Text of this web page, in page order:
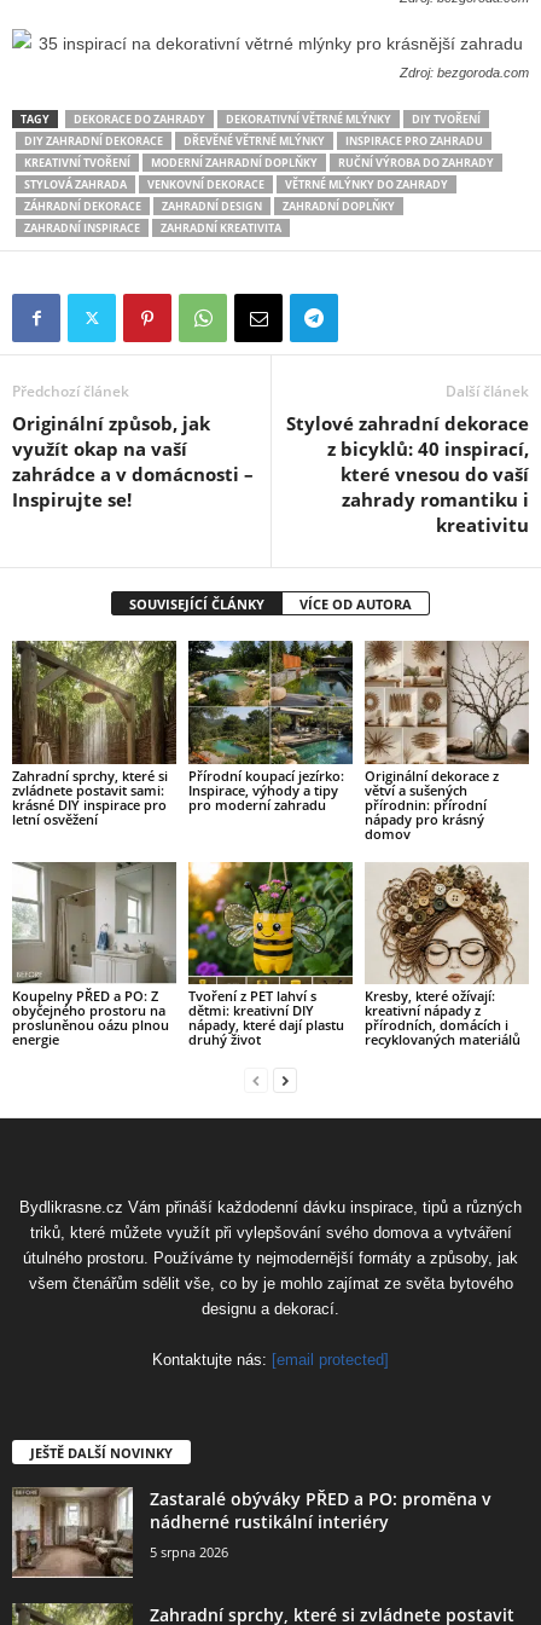
Zdroj: bezgoroda.com
TAGY DEKORACE DO ZAHRADY DEKORATIVNÍ VĚTRNÉ MLÝNKY
DIY TVOŘENÍ
DIY ZAHRADNÍ DEKORACE
DŘEVĚNÉ VĚTRNÉ MLÝNKY
INSPIRACE PRO ZAHRADU
KREATIVNÍ TVOŘENÍ
MODERNÍ ZAHRADNÍ DOPLŇKY
RUČNÍ VÝROBA DO ZAHRADY
STYLOVÁ ZAHRADA
VENKOVNÍ DEKORACE
VĚTRNÉ MLÝNKY DO ZAHRADY
ZÁHRADNÍ DEKORACE
ZAHRADNÍ DESIGN
ZAHRADNÍ DOPLŇKY
ZAHRADNÍ INSPIRACE
ZAHRADNÍ KREATIVITA
Předchozí článek
Originální způsob, jak
využít okap na vaší
zahrádce a v domácnosti –
Inspirujte se!
Další článek
Stylové zahradní dekorace
z bicyklů: 40 inspirací,
které vnesou do vaší
zahrady romantiku i
kreativitu
SOUVISEJÍCÍ ČLÁNKY VÍCE OD AUTORA
Zahradní sprchy, které si
zvládnete postavit sami:
krásné DIY inspirace pro
letní osvěžení
Přírodní koupací jezírko:
Inspirace, výhody a tipy
pro moderní zahradu
Originální dekorace z
větví a sušených
přírodnin: přírodní
nápady pro krásný
domov
Koupelny PŘED a PO: Z
obyčejného prostoru na
prosluněnou oázu plnou
energie
Tvoření z PET lahví s
dětmi: kreativní DIY
nápady, které dají plastu
druhý život
Kresby, které ožívají:
kreativní nápady z
přírodních, domácích i
recyklovaných materiálů
Bydlikrasne.cz Vám přináší každodenní dávku inspirace, tipů a různých
triků, které můžete využít při vylepšování svého domova a vytváření
útulného prostoru. Používáme ty nejmodernější formáty a způsoby, jak
všem čtenářům sdělit vše, co by je mohlo zajímat ze světa bytového
designu a dekorací.
Kontaktujte nás: [email protected]
JEŠTĚ DALŠÍ NOVINKY
Zastaralé obýváky PŘED a PO: proměna v
nádherné rustikální interiéry
5 srpna 2026
Zahradní sprchy, které si zvládnete postavit